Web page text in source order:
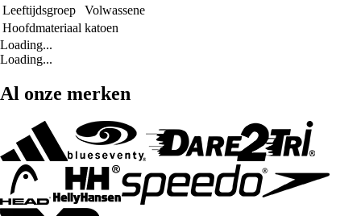
Leeftijdsgroep
Volwassene
Hoofdmateriaal katoen
Loading...
Loading...
Al onze merken